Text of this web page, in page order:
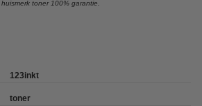
toner 100% garantie.
123inkt
toner